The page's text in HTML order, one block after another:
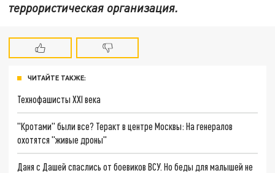
террористическая организация.
ЧИТАЙТЕ ТАКЖЕ:
Технофашисты XXI века
"Кротами" были все? Теракт в центре Москвы: На генералов
охотятся "живые дроны"
Даня с Дашей спаслись от боевиков ВСУ. Но беды для малышей не